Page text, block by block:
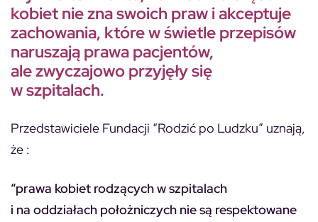
kobiet nie zna swoich praw i akceptuje
zachowania, które w świetle przepisów
naruszają prawa pacjentów,
ale zwyczajowo przyjęły się
w szpitalach.
Przedstawiciele Fundacji “Rodzić po Ludzku” uznają,
że :
“prawa kobiet rodzących w szpitalach
i na oddziałach położniczych nie są respektowane